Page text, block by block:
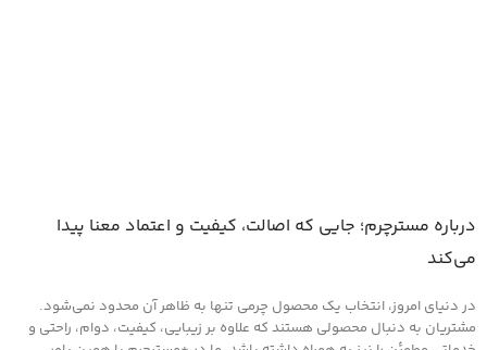
درباره مسترچرم؛ جایی که اصالت، کیفیت و اعتماد معنا پیدا
می‌کند
در دنیای امروز، انتخاب یک محصول چرمی تنها به ظاهر آن محدود نمی‌شود.
مشتریان به دنبال محصولی هستند که علاوه بر زیبایی، کیفیت، دوام، راحتی و